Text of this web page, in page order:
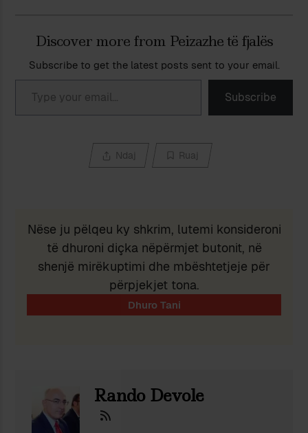
Discover more from Peizazhe të fjalës
Subscribe to get the latest posts sent to your email.
Type your email…
Subscribe
Ndaj Ruaj
Nëse ju pëlqeu ky shkrim, lutemi konsideroni
të dhuroni diçka nëpërmjet butonit, në
shenjë mirëkuptimi dhe mbështetjeje për
përpjekjet tona.
Rando Devole